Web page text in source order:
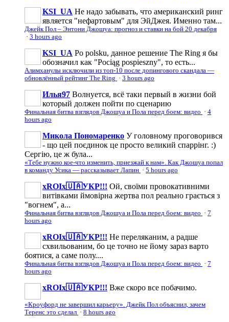
KSI_UA Не надо забывать, что американский ринг
является "нефартовым" для ЭйДжея. Именно там...
Джейк Пол – Энтони Джошуа: прогноз и ставки на бой 20 декабря
· 3 hours ago
KSI_UA Po polsku, данное решение The Ring я бы
обозначил как "Pociąg pospieszny", то есть...
Алимханулы исключили из топ-10 после допингового скандала —
обновлённый рейтинг The Ring · 3 hours ago
Илья97 Волнуется, всё таки первый в жизни бой
который должен пойти по сценарию
Финальная битва взглядов Джошуа и Пола перед боем: видео · 4
hours ago
Микола Пономаренко У головному проговорився
- що цей поєдинок це просто великий спаррінг. :)
Сергію, це ж була...
«Тебе нужно кое-что изменить, приезжай к нам». Как Джошуа попал
в команду Усика — рассказывает Лапин · 5 hours ago
xROIx🇺🇦УКР!!! Ой, своїми провокативними
витівками ймовірна жертва пол реально грається з
"вогнем", а...
Финальная битва взглядов Джошуа и Пола перед боем: видео · 7
hours ago
xROIx🇺🇦УКР!!! Не переляканим, а радше
схвильованим, бо це точно не йому зараз варто
боятися, а саме полу....
Финальная битва взглядов Джошуа и Пола перед боем: видео · 7
hours ago
xROIx🇺🇦УКР!!! Вже скоро все побачимо.
«Кроуфорд не завершил карьеру». Джейк Пол объяснил, зачем
Теренс это сделал · 8 hours ago